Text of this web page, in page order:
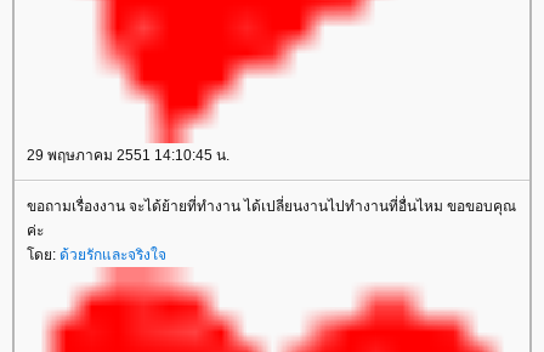
29 พฤษภาคม 2551 14:10:45 น.
ขอถามเรื่องงาน จะได้ย้ายที่ทำงาน ได้เปลี่ยนงานไปทำงานที่อื่นไหม ขอขอบคุณ
ค่ะ
ดย: ด้วยรักและจริงใจ